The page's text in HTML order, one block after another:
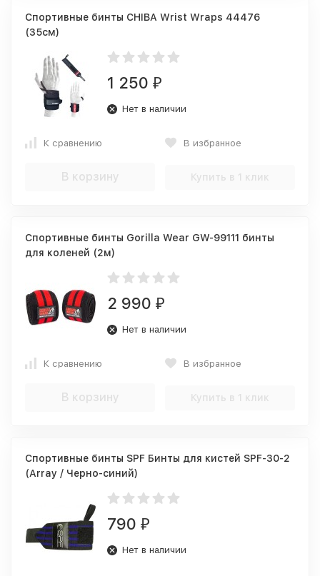
Спортивные бинты CHIBA Wrist Wraps 44476
(35см)
1 250 ₽
Нет в наличии
К сравнению В избранное
В корзину Купить в 1 клик
Спортивные бинты Gorilla Wear GW-99111 бинты
для коленей (2м)
2 990 ₽
Нет в наличии
К сравнению В избранное
В корзину Купить в 1 клик
Спортивные бинты SPF Бинты для кистей SPF-30-2
(Array / Черно-синий)
790 ₽
Нет в наличии